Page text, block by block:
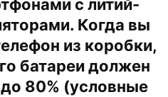
с литий-
Когда вы
из коробки,
батареи должен
80% (условные